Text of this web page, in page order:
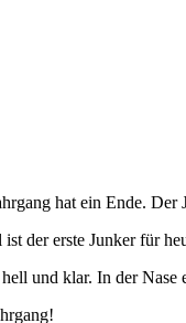
hat ein Ende.
der erste Junker für
und klar. In der